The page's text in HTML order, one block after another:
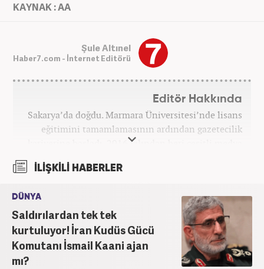
KAYNAK : AA
Şule Altınel
Haber7.com - İnternet Editörü
Editör Hakkında
Sakarya’da doğdu. Marmara Üniversitesi’nde lisans
eğitimini tamamlamasının ardından gazetecilik
kariyerine başladı. 2016 yılından beri çeşitli medya
itibaren Haber7’de ‘gündem editörü’ olarak
İLİŞKİLİ HABERLER
DÜNYA
Saldırılardan tek tek
kurtuluyor! İran Kudüs Gücü
Komutanı İsmail Kaani ajan
mı?